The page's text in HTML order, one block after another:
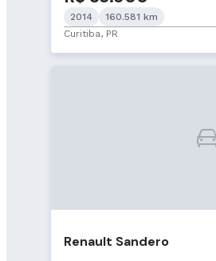
2014
160.581 km
Curitiba, PR
Renault Sandero